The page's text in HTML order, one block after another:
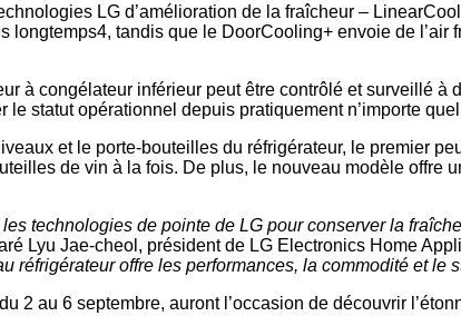
LG d’amélioration de la fraîcheur –
tandis que le DoorCooling+ envoie de
à congélateur inférieur peut être contrôlé et surveillé à
statut opérationnel depuis pratiquement n’importe
et le porte-bouteilles du réfrigérateur, le premier
de vin à la fois. De plus, le nouveau modèle offre
technologies de pointe de LG pour conserver la
Lyu Jae-cheol, président de LG Electronics Home
réfrigérateur offre les performances, la commodité et le
2 au 6 septembre, auront l’occasion de découvrir